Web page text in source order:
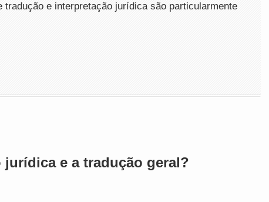
e interpretação jurídica são particularmente
jurídica e a tradução geral?